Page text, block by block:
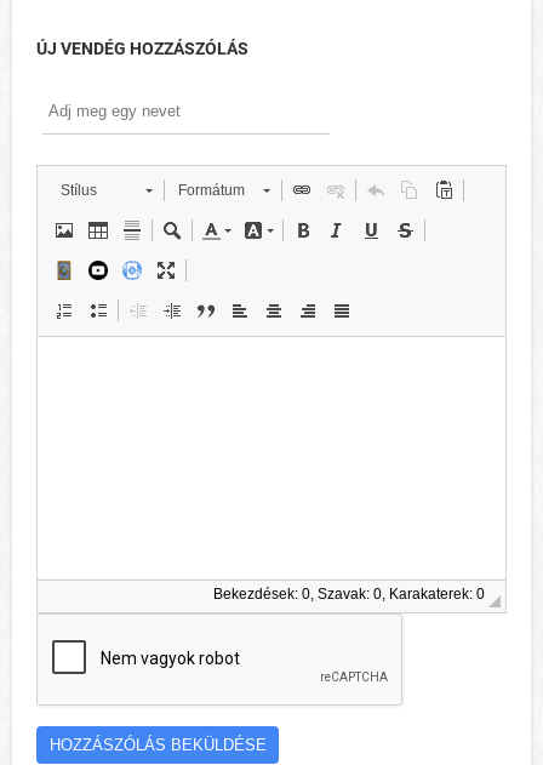
ÚJ VENDÉG HOZZÁSZÓLÁS
Stílus Formátum
Bekezdések: 0, Szavak: 0, Karakaterek: 0